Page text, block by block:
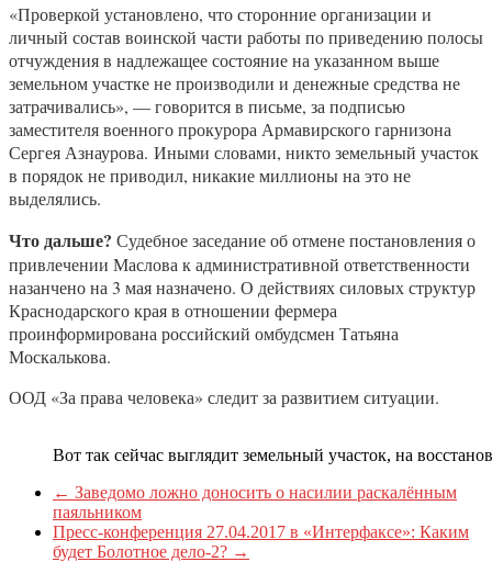
«Проверкой установлено, что сторонние организации и
личный состав воинской части работы по приведению полосы
отчуждения в надлежащее состояние на указанном выше
земельном участке не производили и денежные средства не
затрачивались», — говорится в письме, за подписью
заместителя военного прокурора Армавирского гарнизона
Сергея Азнаурова. Иными словами, никто земельный участок
в порядок не приводил, никакие миллионы на это не
выделялись.
Что дальше? Судебное заседание об отмене постановления о
привлечении Маслова к административной ответственности
назанчено на 3 мая назначено. О действиях силовых структур
Краснодарского края в отношении фермера
проинформирована российский омбудсмен Татьяна
Москалькова.
ООД «За права человека» следит за развитием ситуации.
Вот так сейчас выглядит земельный участок, на
← Заведомо ложно доносить о насилии раскалённым
паяльником
Пресс-конференция 27.04.2017 в «Интерфаксе»: Каким
будет Болотное дело-2? →